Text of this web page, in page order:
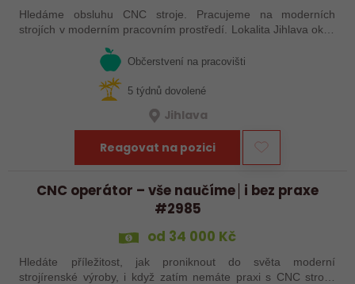
Hledáme obsluhu CNC stroje. Pracujeme na moderních
strojích v moderním pracovním prostředí. Lokalita Jihlava okolí
Občerstvení na pracovišti
5 týdnů dovolené
Jihlava
Reagovat na pozici
CNC operátor – vše naučíme│i bez praxe
#2985
od 34 000 Kč
Hledáte příležitost, jak proniknout do světa moderní
strojírenské výroby, i když zatím nemáte praxi s CNC stroji?